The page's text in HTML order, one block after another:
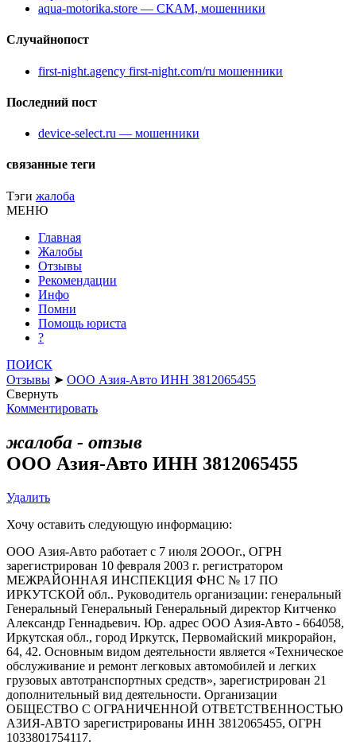
aqua-motorika.store — СКАМ, мошенники
Случайнопост
first-night.agency first-night.com/ru мошенники
Последний пост
device-select.ru — мошенники
связанные теги
Тэги жалоба
МЕНЮ
Главная
Жалобы
Отзывы
Рекомендации
Инфо
Помни
Помощь юриста
?
ПОИСК
Отзывы ➤ ООО Азия-Авто ИНН 3812065455
Свернуть
Комментировать
жалоба - отзыв
ООО Азия-Авто ИНН 3812065455
Удалить
Хочу оставить следующую информацию:
ООО Азия-Авто работает с 7 июля 2ОООг., ОГРН
зарегистрирован 10 февраля 2003 г. регистратором
МЕЖРАЙОННАЯ ИНСПЕКЦИЯ ФНС № 17 ПО
ИРКУТСКОЙ обл.. Руководитель организации: генеральный
Генеральный Генеральный Генеральный директор Китченко
Александр Геннадьевич. Юр. адрес ООО Азия-Авто - 664058,
Иркутская обл., город Иркутск, Первомайский микрорайон,
64, 42. Основным видом деятельности является «Техническое
обслуживание и ремонт легковых автомобилей и легких
грузовых автотранспортных средств», зарегистрирован 21
дополнительный вид деятельности. Организации
ОБЩЕСТВО С ОГРАНИЧЕННОЙ ОТВЕТСТВЕННОСТЬЮ
АЗИЯ-АВТО зарегистрированы ИНН 3812065455, ОГРН
1033801754117.